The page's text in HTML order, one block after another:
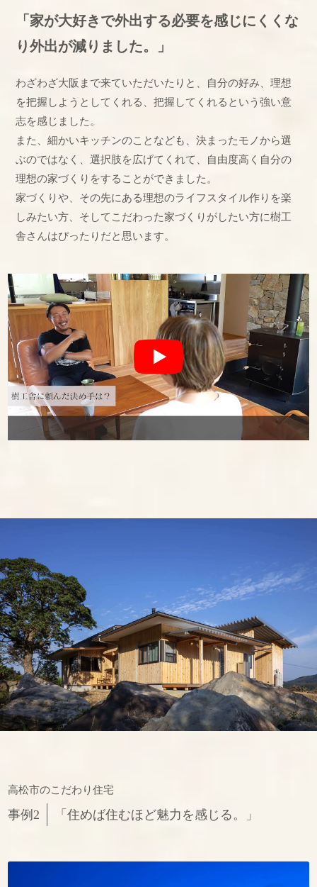
「家が大好きで外出する必要を感じにくくな
り外出が減りました。」
わざわざ大阪まで来ていただいたりと、自分の好み、理想
を把握しようとしてくれる、把握してくれるという強い意
志を感じました。
また、細かいキッチンのことなども、決まったモノから選
ぶのではなく、選択肢を広げてくれて、自由度高く自分の
理想の家づくりをすることができました。
家づくりや、その先にある理想のライフスタイル作りを楽
しみたい方、そしてこだわった家づくりがしたい方に樹工
舎さんはぴったりだと思います。
高松市のこだわり住宅
事例2 「住めば住むほど魅力を感じる。」